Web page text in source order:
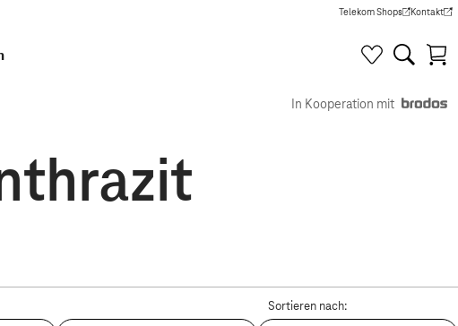
Telekom Shops
(Wird in einem neuen Tab
Kontakt
(Wird in
In Kooperation mit
Sortieren nach: